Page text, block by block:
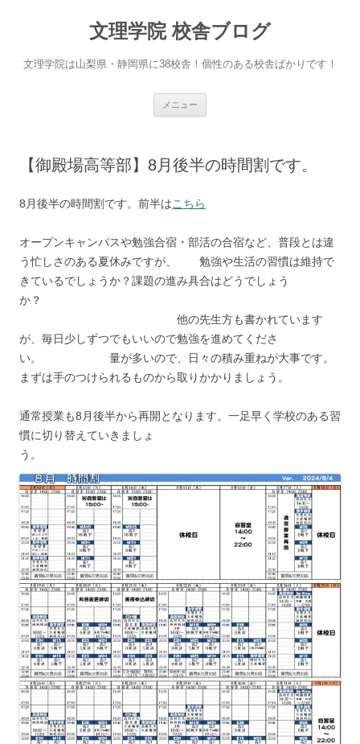
文理学院 校舎ブログ
文理学院は山梨県・静岡県に38校舎！個性のある校舎ばかりです！
メニュー
ス
【御殿場高等部】8月後半の時間割です。
8月後半の時間割です。前半はこちら
オープンキャンパスや勉強合宿・部活の合宿など、普段とは違
う忙しさのある夏休みですが、 勉強や生活の習慣は維持で
きているでしょうか？課題の進み具合はどうでしょう
か？
他の先生方も書かれています
が、毎日少しずつでもいいので勉強を進めてくださ
い。 量が多いので、日々の積み重ねが大事です。
まずは手のつけられるものから取りかかりましょう。
通常授業も8月後半から再開となります。一足早く学校のある習
慣に切り替えていきましょ
う。